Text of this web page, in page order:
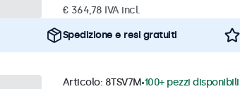
€ 364,78 IVA incl.
Spedizione e resi gratuiti
Articolo: 8TSV7M 100+ pezzi disponibili